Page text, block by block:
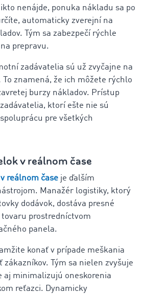
nenájde, ponuka nákladu sa po
automaticky zverejní na
Tým sa zabezpečí rýchle
prepravu.
zadávatelia sú už zvyčajne na
znamená, že ich môžete rýchlo
burzy nákladov. Prístup
ktorí ešte nie sú
pre všetkých
v reálnom čase
reálnom čase je ďalším
Manažér logistiky, ktorý
dodávok, dostáva presné
prostredníctvom
panela.
konať v prípade meškania
Tým sa nielen zvyšuje
aj minimalizujú oneskorenia
reťazci. Dynamicky